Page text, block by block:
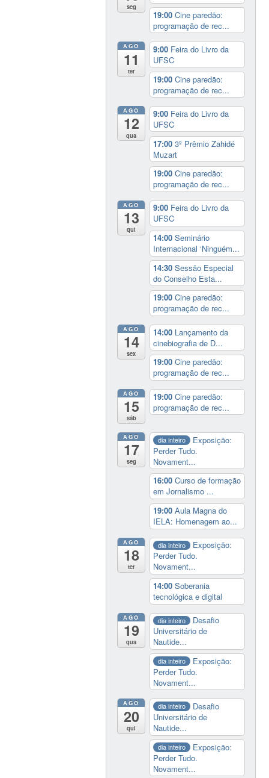
seg
19:00Cine paredão:
programação de rec...
AGO
11
ter
9:00 Feira do Livro da
UFSC
19:00Cine paredão:
programação de rec...
AGO
12
qua
9:00 Feira do Livro da
UFSC
17:003º Prêmio Zahidé
Muzart
19:00Cine paredão:
programação de rec...
AGO
13
qui
9:00 Feira do Livro da
UFSC
14:00Seminário
Internacional ‘Ninguém...
14:30Sessão Especial
do Conselho Esta...
19:00Cine paredão:
programação de rec...
AGO
14
sex
14:00 Lançamento da
cinebiografia de D...
19:00Cine paredão:
programação de rec...
AGO
15
sáb
19:00Cine paredão:
programação de rec...
AGO
17
seg
dia inteiro
Exposição:
Perder Tudo.
Novament...
16:00Curso de formação
em Jornalismo ...
19:00Aula Magna do
IELA: Homenagem ao...
AGO
18
ter
dia inteiro
Exposição:
Perder Tudo.
Novament...
14:00Soberania
tecnológica e digital
AGO
19
qua
dia inteiro
Desafio
Universitário de
Nautide...
dia inteiro
Exposição:
Perder Tudo.
Novament...
AGO
20
qui
dia inteiro
Desafio
Universitário de
Nautide...
dia inteiro
Exposição:
Perder Tudo.
Novament...